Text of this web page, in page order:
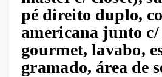
pé direito duplo,
americana junto c/
gourmet, lavabo,
gramado, área de